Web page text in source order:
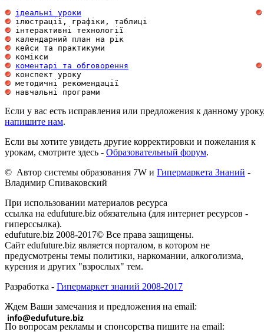
ідеальні уроки
ілюстрації, графіки,
інтерактивні
календарний план на
кейси та
коментарі та обговорення
конспект
методичні
навчальні
Если у вас есть исправления или предложения к данному
напишите нам.
Если вы хотите увидеть другие корректировки и пожелания к
урокам, смотрите здесь - Образовательный форум.
© Автор системы образования 7W и Гипермаркета Знаний -
Владимир Спиваковский
При использовании материалов ресурса
ссылка на edufuture.biz обязательна (для интернет ресурсов -
гиперссылка).
edufuture.biz 2008-2017© Все права защищены.
Сайт edufuture.biz является порталом, в котором не
предусмотрены темы политики, наркомании, алкоголизма,
курения и других "взрослых" тем.
Разработка - Гипермаркет знаний 2008-2017
Ждем Ваши замечания и предложения на email:
По вопросам рекламы и спонсорства пишите на email: